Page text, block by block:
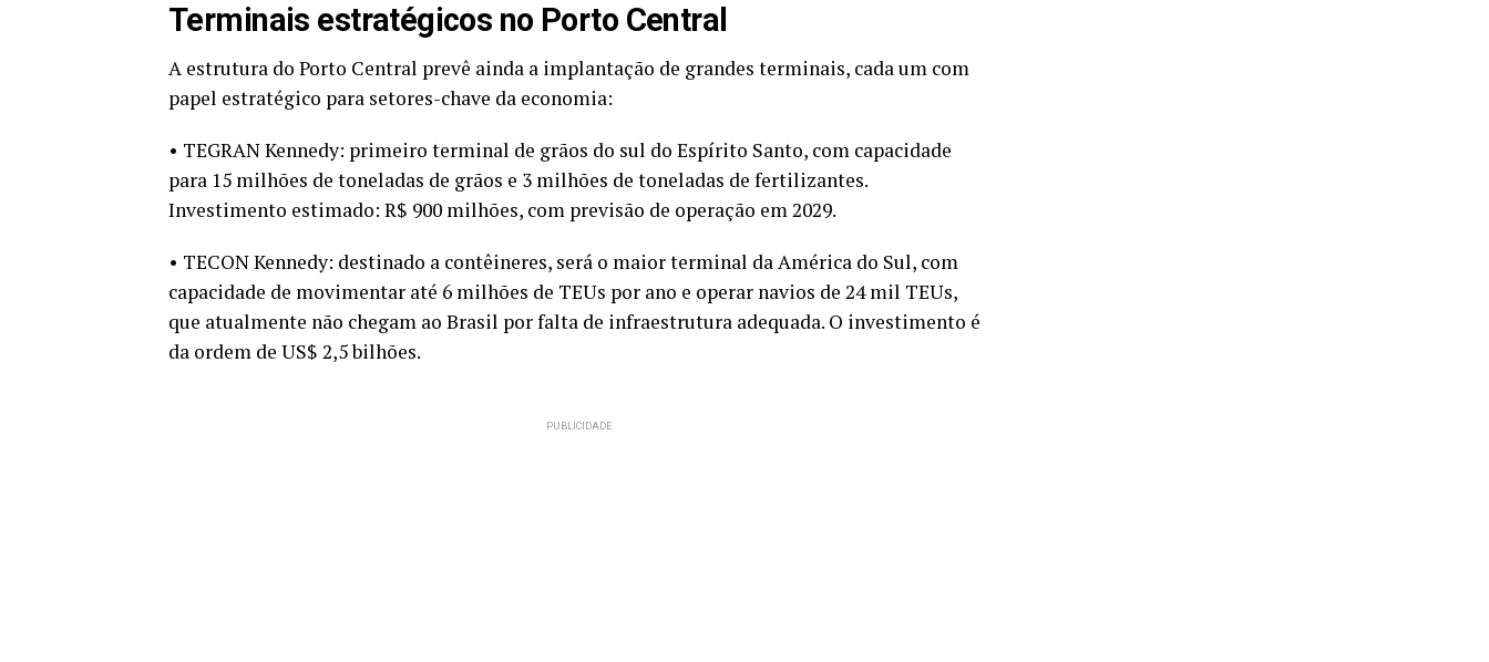
Terminais estratégicos no Porto Central
A estrutura do Porto Central prevê ainda a implantação de grandes terminais, cada um com
papel estratégico para setores-chave da economia:
• TEGRAN Kennedy: primeiro terminal de grãos do sul do Espírito Santo, com capacidade
para 15 milhões de toneladas de grãos e 3 milhões de toneladas de fertilizantes.
Investimento estimado: R$ 900 milhões, com previsão de operação em 2029.
• TECON Kennedy: destinado a contêineres, será o maior terminal da América do Sul, com
capacidade de movimentar até 6 milhões de TEUs por ano e operar navios de 24 mil TEUs,
que atualmente não chegam ao Brasil por falta de infraestrutura adequada. O investimento é
da ordem de US$ 2,5 bilhões.